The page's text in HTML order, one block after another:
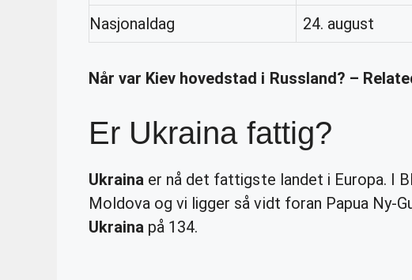
Nasjonaldag
24. august
Når var Kiev hovedstad i Russland? –
Er Ukraina fattig?
Ukraina er nå det fattigste landet i Europa. I
Moldova og vi ligger så vidt foran Papua Ny-
Ukraina på 134.